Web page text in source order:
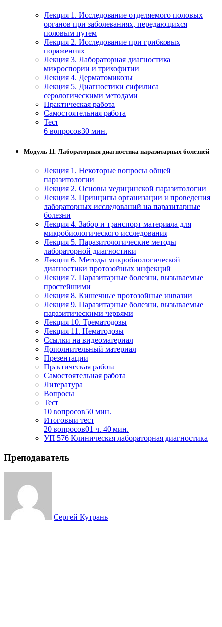
Лекция 1. Исследование отделяемого половых
органов при заболеваниях, передающихся
половым путем
Лекция 2. Исследование при грибковых
поражениях
Лекция 3. Лабораторная диагностика
микроспории и трихофитии
Лекция 4. Дерматомикозы
Лекция 5. Диагностики сифилиса
серологическими методами
Практическая работа
Самостоятельная работа
Тест
6 вопросов30 мин.
Модуль 11. Лабораторная диагностика паразитарных болезней
Лекция 1. Некоторые вопросы общей
паразитологии
Лекция 2. Основы медицинской паразитологии
Лекция 3. Принципы организации и проведения
лабораторных исследований на паразитарные
болезни
Лекция 4. Забор и транспорт материала для
микробиологического исследования
Лекция 5. Паразитологические методы
лабораторной диагностики
Лекция 6. Методы микробиологической
диагностики протозойных инфекций
Лекция 7. Паразитарные болезни, вызываемые
простейшими
Лекция 8. Кишечные протозойные инвазии
Лекция 9. Паразитарные болезни, вызываемые
паразитическими червями
Лекция 10. Трематодозы
Лекция 11. Нематодозы
Ссылки на видеоматериал
Дополнительный материал
Презентации
Практическая работа
Самостоятельная работа
Литература
Вопросы
Тест
10 вопросов50 мин.
Итоговый тест
20 вопросов01 ч. 40 мин.
УП 576 Клиническая лабораторная диагностика
Преподаватель
Сергей Кутрань